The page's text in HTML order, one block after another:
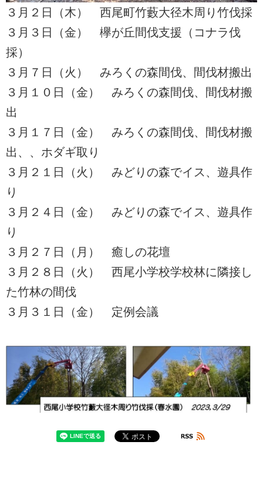
３月２日（木） 西尾町竹藪大径木周り竹伐採
３月３日（金） 欅が丘間伐支援（コナラ伐
採）
３月７日（火） みろくの森間伐、間伐材搬出
３月１０日（金） みろくの森間伐、間伐材搬
出
３月１７日（金） みろくの森間伐、間伐材搬
出、、ホダギ取り
３月２１日（火） みどりの森でイス、遊具作
り
３月２４日（金） みどりの森でイス、遊具作
り
３月２７日（月） 癒しの花壇
３月２８日（火） 西尾小学校学校林に隣接し
た竹林の間伐
３月３１日（金） 定例会議